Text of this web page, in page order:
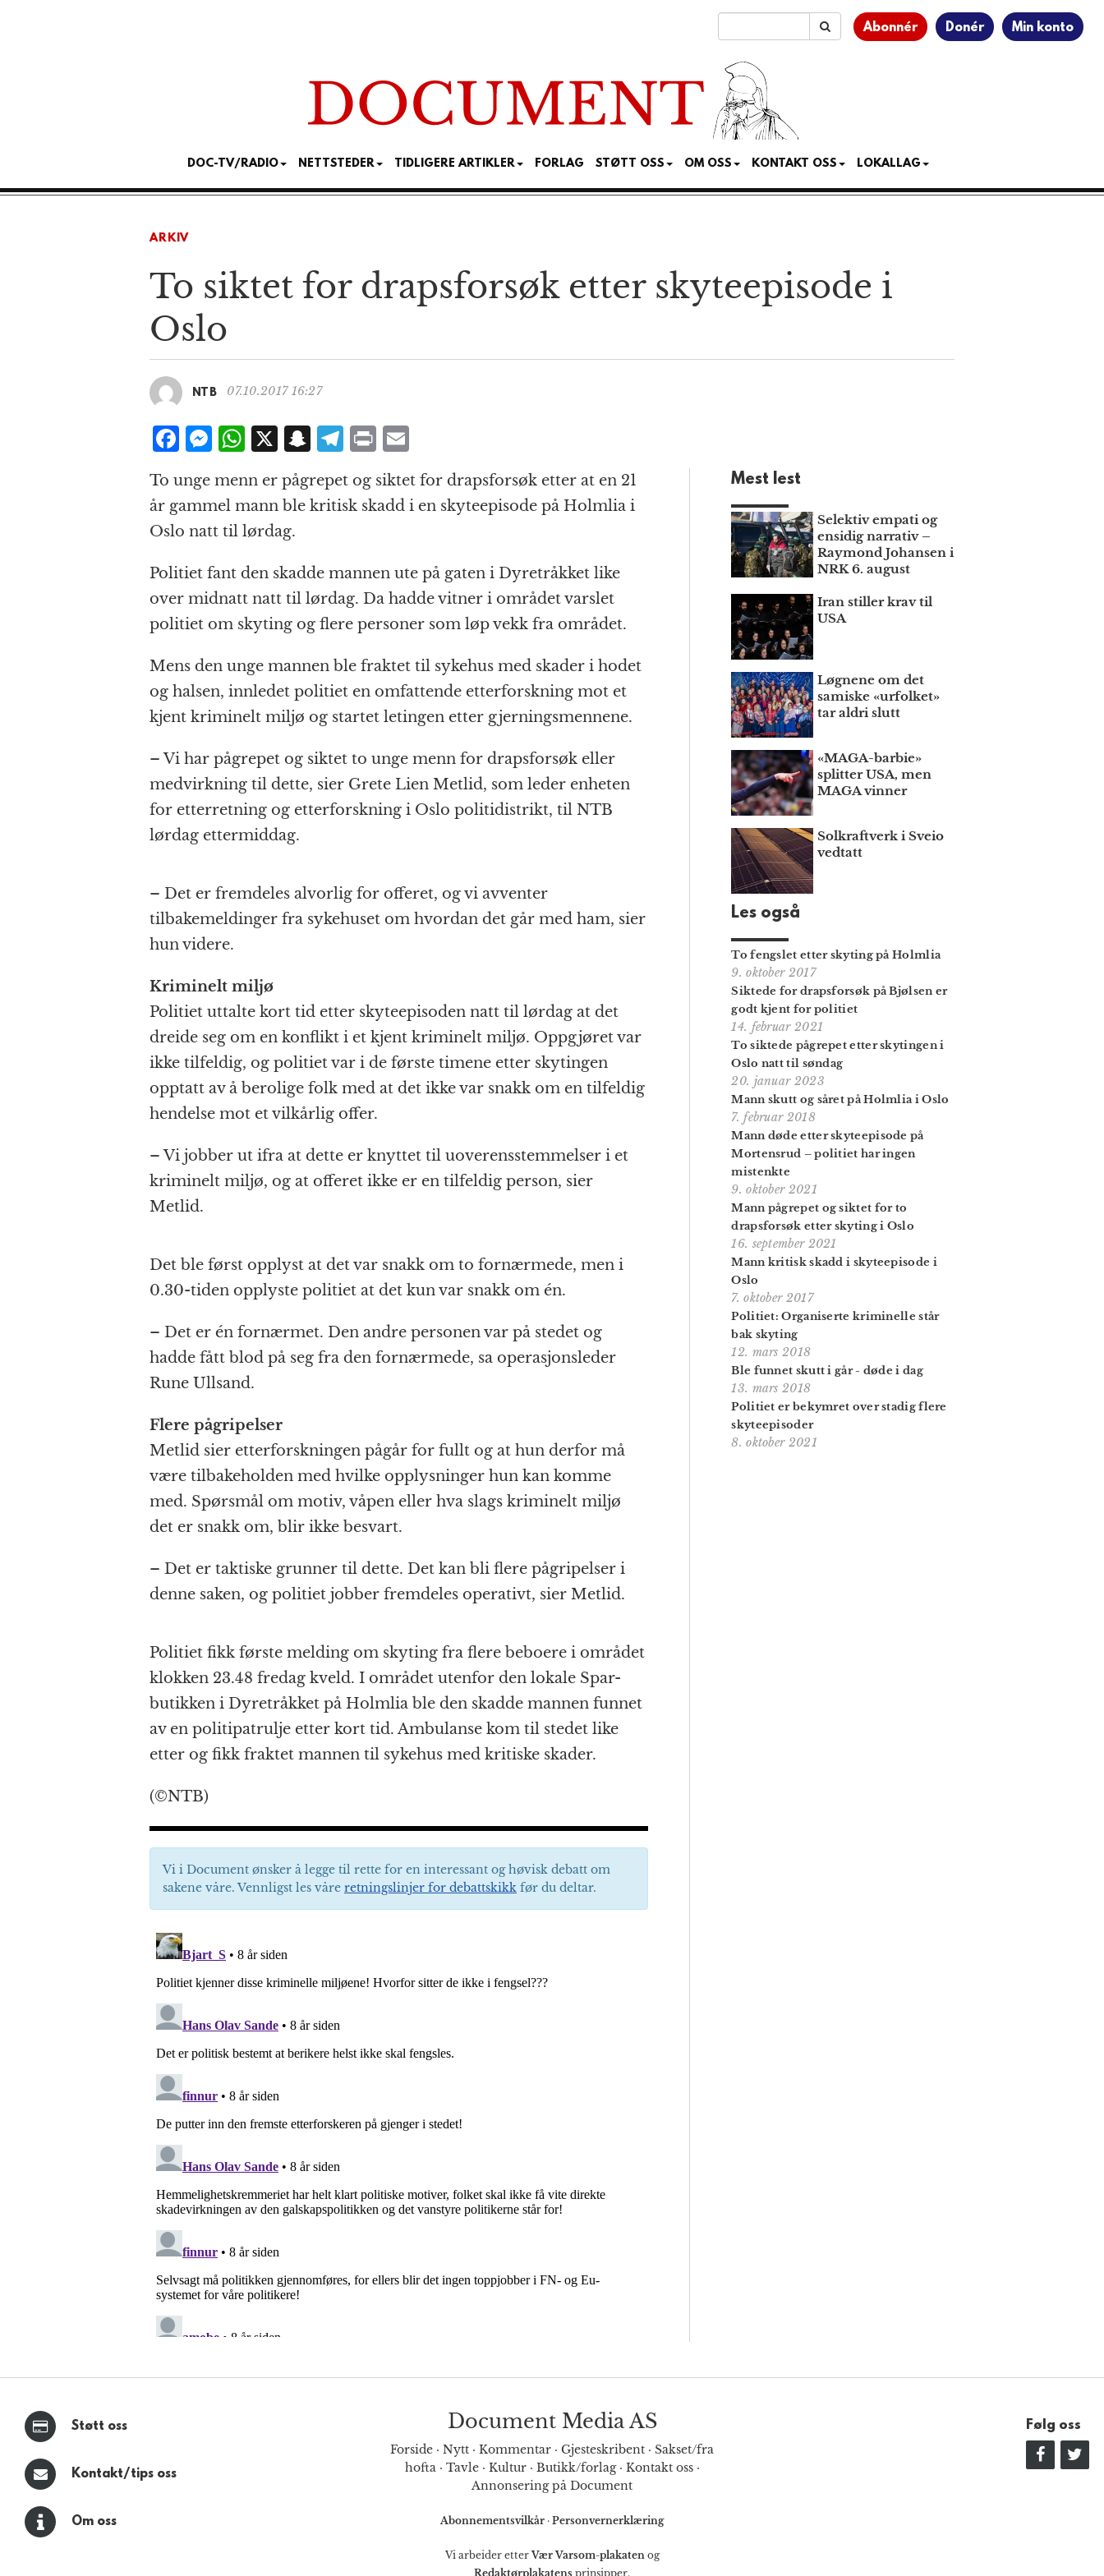
Abonnér Donér Min konto
DOC-TV/RADIO NETTSTEDER TIDLIGERE ARTIKLER FORLAG STØTT OSS OM OSS KONTAKT OSS LOKALLAG
ARKIV
To siktet for drapsforsøk etter skyteepisode i
Oslo
NTB 07.10.2017 16:27
F
c
e
b
o
o
k
M
ss
e
n
g
e
r
W
at
s
A
p
p
X S
a
p
h
at
T
e
g
a
m
P
ri
n
t
m
ai
l
To unge menn er pågrepet og siktet for drapsforsøk etter at en 21
år gammel mann ble kritisk skadd i en skyteepisode på Holmlia i
Oslo natt til lørdag.
Politiet fant den skadde mannen ute på gaten i Dyretråkket like
over midnatt natt til lørdag. Da hadde vitner i området varslet
politiet om skyting og flere personer som løp vekk fra området.
Mens den unge mannen ble fraktet til sykehus med skader i hodet
og halsen, innledet politiet en omfattende etterforskning mot et
kjent kriminelt miljø og startet letingen etter gjerningsmennene.
– Vi har pågrepet og siktet to unge menn for drapsforsøk eller
medvirkning til dette, sier Grete Lien Metlid, som leder enheten
for etterretning og etterforskning i Oslo politidistrikt, til NTB
lørdag ettermiddag.
– Det er fremdeles alvorlig for offeret, og vi avventer
tilbakemeldinger fra sykehuset om hvordan det går med ham, sier
hun videre.
Kriminelt miljø
Politiet uttalte kort tid etter skyteepisoden natt til lørdag at det
dreide seg om en konflikt i et kjent kriminelt miljø. Oppgjøret var
ikke tilfeldig, og politiet var i de første timene etter skytingen
opptatt av å berolige folk med at det ikke var snakk om en tilfeldig
hendelse mot et vilkårlig offer.
– Vi jobber ut ifra at dette er knyttet til uoverensstemmelser i et
kriminelt miljø, og at offeret ikke er en tilfeldig person, sier
Metlid.
Det ble først opplyst at det var snakk om to fornærmede, men i
0.30-tiden opplyste politiet at det kun var snakk om én.
– Det er én fornærmet. Den andre personen var på stedet og
hadde fått blod på seg fra den fornærmede, sa operasjonsleder
Rune Ullsand.
Flere pågripelser
Metlid sier etterforskningen pågår for fullt og at hun derfor må
være tilbakeholden med hvilke opplysninger hun kan komme
med. Spørsmål om motiv, våpen eller hva slags kriminelt miljø
det er snakk om, blir ikke besvart.
– Det er taktiske grunner til dette. Det kan bli flere pågripelser i
denne saken, og politiet jobber fremdeles operativt, sier Metlid.
Politiet fikk første melding om skyting fra flere beboere i området
klokken 23.48 fredag kveld. I området utenfor den lokale Spar-
butikken i Dyretråkket på Holmlia ble den skadde mannen funnet
av en politipatrulje etter kort tid. Ambulanse kom til stedet like
etter og fikk fraktet mannen til sykehus med kritiske skader.
(©NTB)
Vi i Document ønsker å legge til rette for en interessant og høvisk debatt om
sakene våre. Vennligst les våre retningslinjer for debattskikk før du deltar.
Mest lest
Selektiv empati og
ensidig narrativ –
Raymond Johansen i
NRK 6. august
Iran stiller krav til
USA
Løgnene om det
samiske «urfolket»
tar aldri slutt
«MAGA-barbie»
splitter USA, men
MAGA vinner
Solkraftverk i Sveio
vedtatt
Les også
To fengslet etter skyting på Holmlia
9. oktober 2017
Siktede for drapsforsøk på Bjølsen er
godt kjent for politiet
14. februar 2021
To siktede pågrepet etter skytingen i
Oslo natt til søndag
20. januar 2023
Mann skutt og såret på Holmlia i Oslo
7. februar 2018
Mann døde etter skyteepisode på
Mortensrud – politiet har ingen
mistenkte
9. oktober 2021
Mann pågrepet og siktet for to
drapsforsøk etter skyting i Oslo
16. september 2021
Mann kritisk skadd i skyteepisode i
Oslo
7. oktober 2017
Politiet: Organiserte kriminelle står
bak skyting
12. mars 2018
Ble funnet skutt i går - døde i dag
13. mars 2018
Politiet er bekymret over stadig flere
skyteepisoder
8. oktober 2021
Støtt oss
Kontakt/tips oss
Om oss
Document Media AS
Forside · Nytt · Kommentar · Gjesteskribent · Sakset/fra
hofta· Tavle· Kultur· Butikk/forlag· Kontakt oss·
Annonsering på Document
Abonnementsvilkår · Personvernerklæring
Vi arbeider etterVær Varsom-plakatenog
Redaktørplakatens prinsipper.
Følg oss